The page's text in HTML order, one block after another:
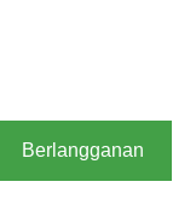
Berlangganan